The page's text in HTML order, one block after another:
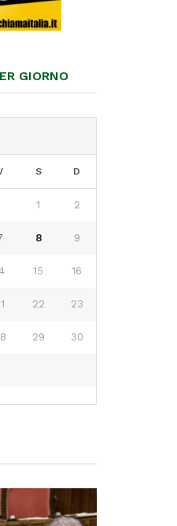
GIORNO
S D
1 2
8 9
15 16
22 23
29 30